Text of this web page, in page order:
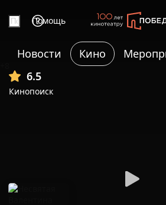
Помощь
Новости Кино
6.5
Кинопоиск